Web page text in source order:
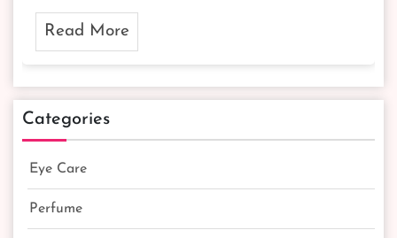
Read More
Categories
Eye Care
Perfume